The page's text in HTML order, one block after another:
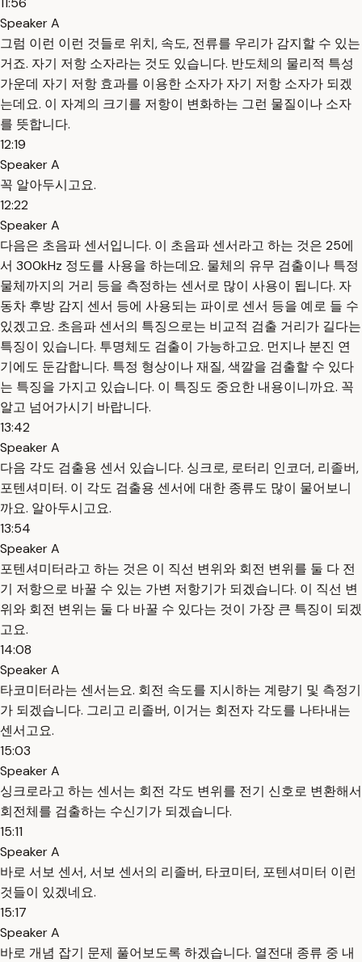
Speaker A
그럼 이런 이런 것들로 위치, 속도, 전류를 우리가 감지할 수 있는
거죠. 자기 저항 소자라는 것도 있습니다. 반도체의 물리적 특성
가운데 자기 저항 효과를 이용한 소자가 자기 저항 소자가 되겠
는데요. 이 자계의 크기를 저항이 변화하는 그런 물질이나 소자
를 뜻합니다.
12:19
Speaker A
꼭 알아두시고요.
12:22
Speaker A
다음은 초음파 센서입니다. 이 초음파 센서라고 하는 것은 25에
서 300kHz 정도를 사용을 하는데요. 물체의 유무 검출이나 특정
물체까지의 거리 등을 측정하는 센서로 많이 사용이 됩니다. 자
동차 후방 감지 센서 등에 사용되는 파이로 센서 등을 예로 들 수
있겠고요. 초음파 센서의 특징으로는 비교적 검출 거리가 길다는
특징이 있습니다. 투명체도 검출이 가능하고요. 먼지나 분진 연
기에도 둔감합니다. 특정 형상이나 재질, 색깔을 검출할 수 있다
는 특징을 가지고 있습니다. 이 특징도 중요한 내용이니까요. 꼭
알고 넘어가시기 바랍니다.
13:42
Speaker A
다음 각도 검출용 센서 있습니다. 싱크로, 로터리 인코더, 리졸버,
포텐셔미터. 이 각도 검출용 센서에 대한 종류도 많이 물어보니
까요. 알아두시고요.
13:54
Speaker A
포텐셔미터라고 하는 것은 이 직선 변위와 회전 변위를 둘 다 전
기 저항으로 바꿀 수 있는 가변 저항기가 되겠습니다. 이 직선 변
위와 회전 변위는 둘 다 바꿀 수 있다는 것이 가장 큰 특징이 되겠
고요.
14:08
Speaker A
타코미터라는 센서는요. 회전 속도를 지시하는 계량기 및 측정기
가 되겠습니다. 그리고 리졸버, 이거는 회전자 각도를 나타내는
센서고요.
15:03
Speaker A
싱크로라고 하는 센서는 회전 각도 변위를 전기 신호로 변환해서
회전체를 검출하는 수신기가 되겠습니다.
15:11
Speaker A
바로 서보 센서, 서보 센서의 리졸버, 타코미터, 포텐셔미터 이런
것들이 있겠네요.
15:17
Speaker A
바로 개념 잡기 문제 풀어보도록 하겠습니다. 열전대 종류 중 내